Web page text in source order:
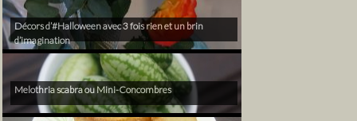
Décors d’#Halloween avec 3 fois rien et un brin
d’imagination
Melothria scabra ou Mini-Concombres